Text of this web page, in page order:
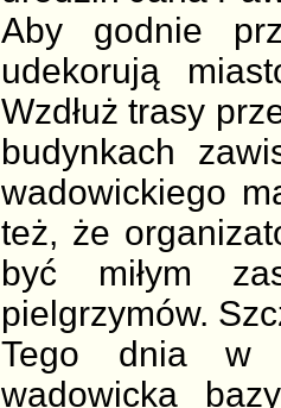
Aby godnie
udekorują
Wzdłuż trasy
budynkach
wadowickiego
też, że
być miłym
pielgrzymów.
Tego dnia w
wadowicka